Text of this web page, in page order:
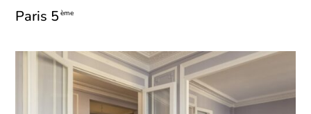
Paris 5 ème